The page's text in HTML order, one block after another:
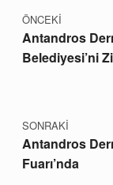
ÖNCEKİ
Antandros
Belediyesi’ni
SONRAKİ
Antandros
Fuarı’nda